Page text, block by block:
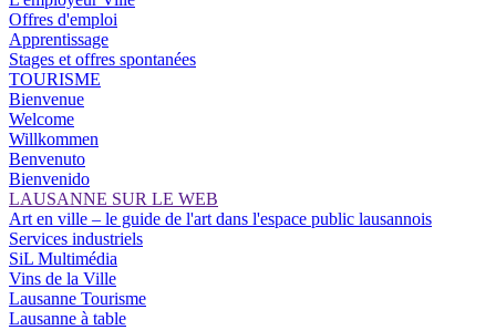
Offres d'emploi
Apprentissage
Stages et offres spontanées
TOURISME
Bienvenue
Welcome
Willkommen
Benvenuto
Bienvenido
LAUSANNE SUR LE WEB
Art en ville – le guide de l'art dans l'espace public lausannois
Services industriels
SiL Multimédia
Vins de la Ville
Lausanne Tourisme
Lausanne à table